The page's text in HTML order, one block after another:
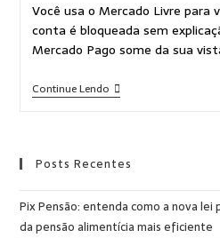
Você usa o Mercado Livre para
conta é bloqueada sem
Mercado Pago some da sua
Continue Lendo
Posts Recentes
Pix Pensão: entenda como a nova
da pensão alimentícia mais eficiente